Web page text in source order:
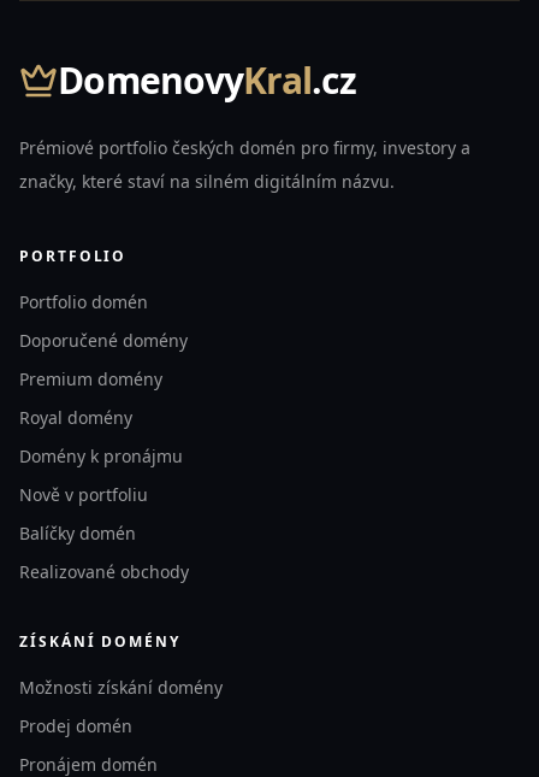
DomenovyKral.cz
Prémiové portfolio českých domén pro firmy, investory a
značky, které staví na silném digitálním názvu.
PORTFOLIO
Portfolio domén
Doporučené domény
Premium domény
Royal domény
Domény k pronájmu
Nově v portfoliu
Balíčky domén
Realizované obchody
ZÍSKÁNÍ DOMÉNY
Možnosti získání domény
Prodej domén
Pronájem domén